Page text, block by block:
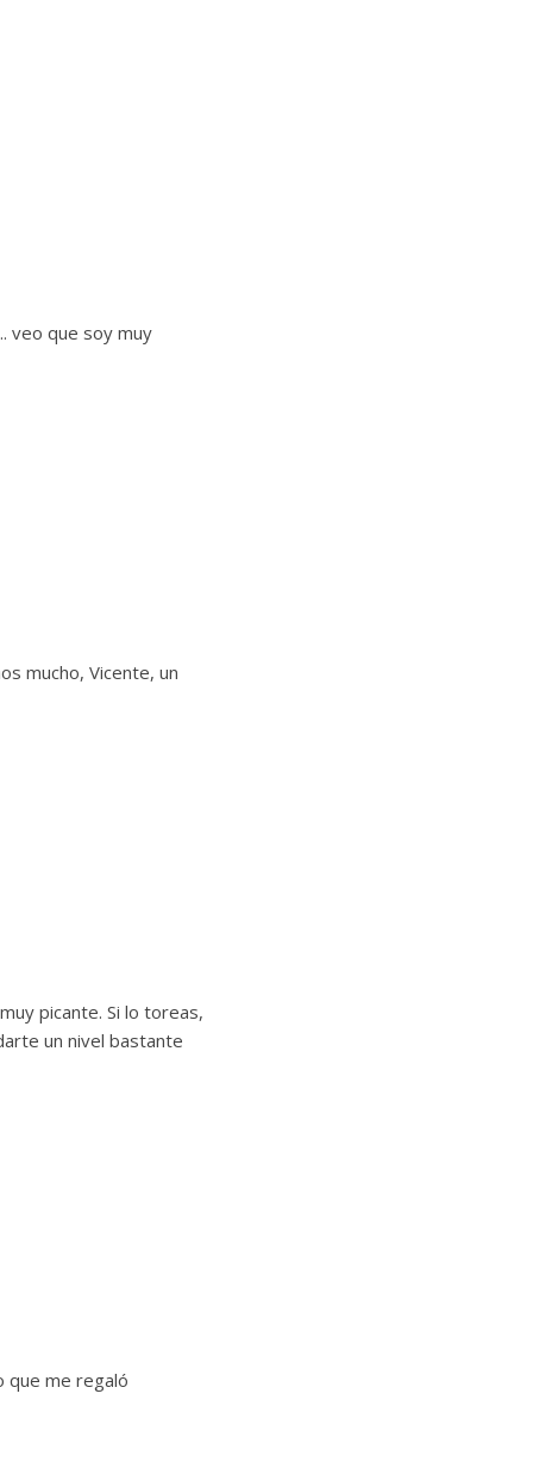
veo que soy muy
mucho, Vicente, un
picante. Si lo toreas,
un nivel bastante
que me regaló